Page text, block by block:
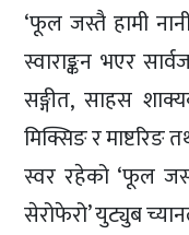
‘फूल जस्तै हामी
स्वाराङ्कन भएर
सङ्गीत, साहस
मिक्सिङ र माष्टरिङ
स्वर रहेको ‘फूल
सेरोफेरो’ युट्युब